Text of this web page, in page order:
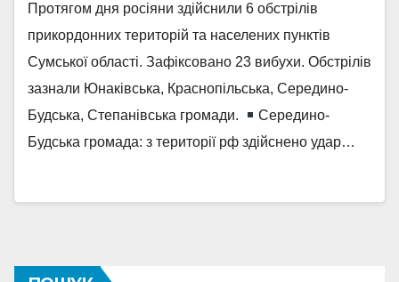
Протягом дня росіяни здійснили 6 обстрілів
прикордонних територій та населених пунктів
Сумської області. Зафіксовано 23 вибухи. Обстрілів
зазнали Юнаківська, Краснопільська, Середино-
Будська, Степанівська громади.
Середино-
Будська громада: з території рф здійснено удар…